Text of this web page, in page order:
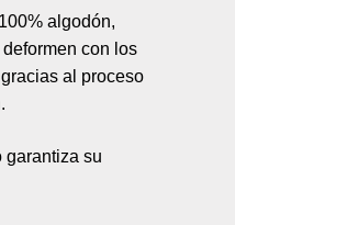
algodón,
con los
al proceso
garantiza su